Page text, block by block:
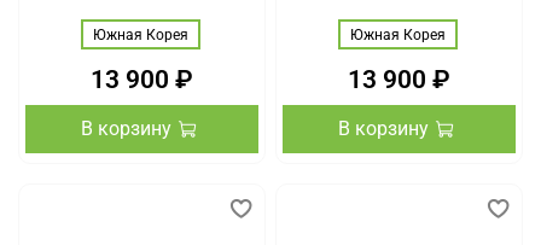
Южная Корея
13 900 ₽
В корзину
Южная Корея
13 900 ₽
В корзину